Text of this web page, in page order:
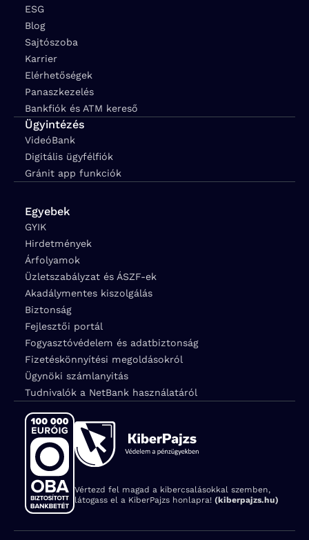
ESG
Blog
Sajtószoba
Karrier
Elérhetőségek
Panaszkezelés
Bankfiók és ATM kereső
Ügyintézés
VideóBank
Digitális ügyfélfiók
Gránit app funkciók
Egyebek
GYIK
Hirdetmények
Árfolyamok
Üzletszabályzat és ÁSZF-ek
Akadálymentes kiszolgálás
Biztonság
Fejlesztői portál
Fogyasztóvédelem és adatbiztonság
Fizetéskönnyítési megoldásokról
Ügynöki számlanyitás
Tudnivalók a NetBank használatáról
Vértezd fel magad a kibercsalásokkal szemben,
látogass el a KiberPajzs honlapra! (kiberpajzs.hu)